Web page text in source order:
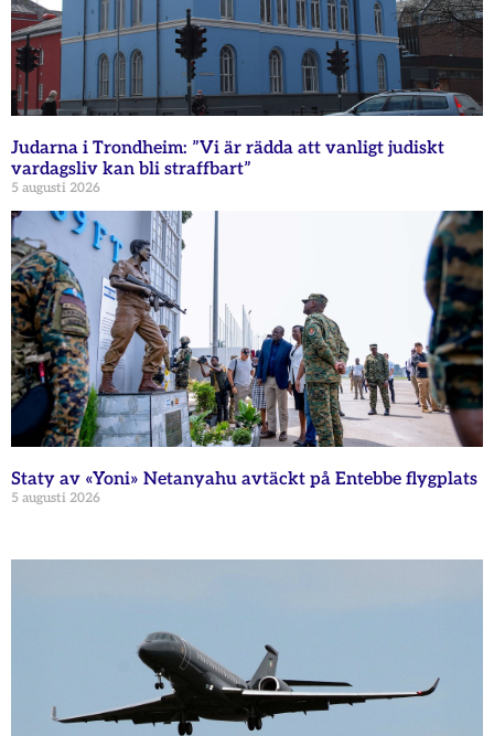
Judarna i Trondheim: ”Vi är rädda att vanligt judiskt
vardagsliv kan bli straffbart”
5 augusti 2026
Staty av «Yoni» Netanyahu avtäckt på Entebbe flygplats
5 augusti 2026